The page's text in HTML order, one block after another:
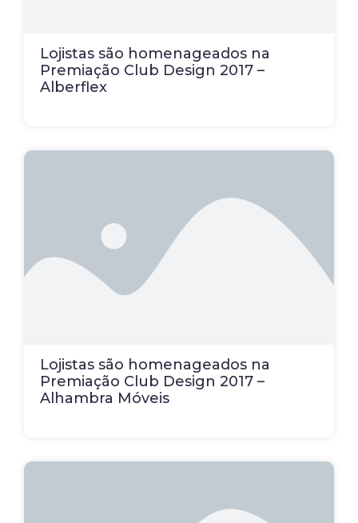
Lojistas são homenageados na
Premiação Club Design 2017 –
Alberflex
Lojistas são homenageados na
Premiação Club Design 2017 –
Alhambra Móveis